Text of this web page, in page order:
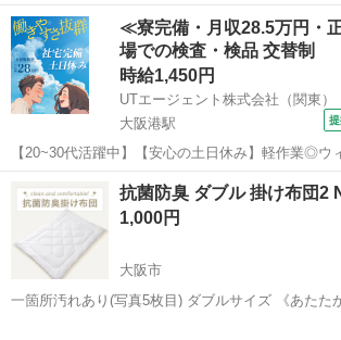
≪寮完備・月収28.5万円・
場での検査・検品 交替制
時給1,450円
UTエージェント株式会社（関東）
大阪港駅
【20~30代活躍中】【安心の土日休み】軽作業◎ウ
業！未経験歓迎★高収入！月収28万円可《JNIO1C》 詳細情報 ＜ウ
スキーの検査作業！＞ 未経験の方歓迎♪ 丁寧な研修があるので初めて
大阪市 大阪港駅 その他
抗菌防臭 ダブル 掛け布団2
1,000円
大阪市
一箇所汚れあり(写真5枚目) ダブルサイズ 《あたた